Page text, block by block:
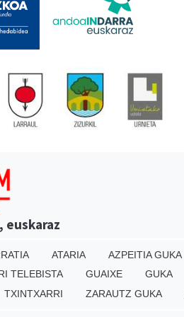
euskaraz
ATARIA AZPEITIA GUKA
TELEBISTA GUAIXE GUKA
TXINTXARRI ZARAUTZ GUKA